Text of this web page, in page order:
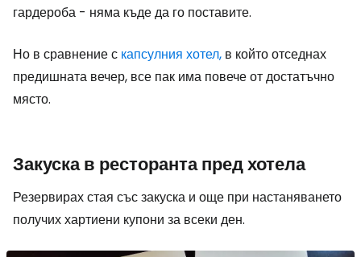
гардероба - няма къде да го поставите.
Но в сравнение с капсулния хотел, в който отседнах
предишната вечер, все пак има повече от достатъчно
място.
Закуска в ресторанта пред хотела
Резервирах стая със закуска и още при настаняването
получих хартиени купони за всеки ден.